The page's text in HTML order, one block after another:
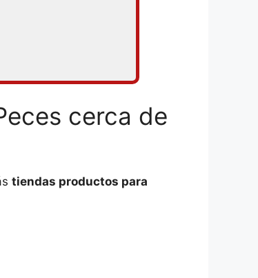
cerca de
tiendas productos para